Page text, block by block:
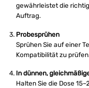
gewährleistet die
Auftrag.
Probesprühen
Sprühen Sie auf einer
Kompatibilität zu
In dünnen,
Halten Sie die Dose